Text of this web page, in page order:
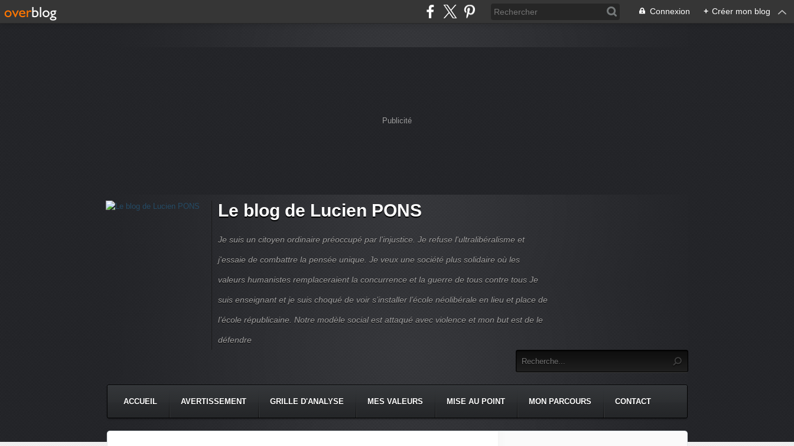
Connexion + Créer mon blog
Publicité
Le blog de Lucien PONS
Je suis un citoyen ordinaire préoccupé par l’injustice. Je refuse l'ultralibéralisme et
j'essaie de combattre la pensée unique. Je veux une société plus solidaire où les
valeurs humanistes remplaceraient la concurrence et la guerre de tous contre tous Je
suis enseignant et je suis choqué de voir s’installer l’école néolibérale en lieu et place de
l’école républicaine. Notre modèle social est attaqué avec violence et mon but est de le
défendre
ACCUEIL AVERTISSEMENT GRILLE D'ANALYSE MES VALEURS MISE AU POINT MON PARCOURS CONTACT